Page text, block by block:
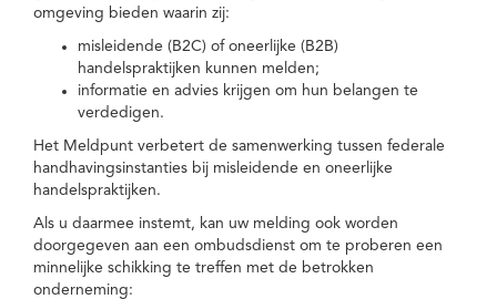
omgeving bieden waarin zij:
misleidende (B2C) of oneerlijke (B2B)
handelspraktijken kunnen melden;
informatie en advies krijgen om hun belangen te
verdedigen.
Het Meldpunt verbetert de samenwerking tussen federale
handhavingsinstanties bij misleidende en oneerlijke
handelspraktijken.
Als u daarmee instemt, kan uw melding ook worden
doorgegeven aan een ombudsdienst om te proberen een
minnelijke schikking te treffen met de betrokken
onderneming: